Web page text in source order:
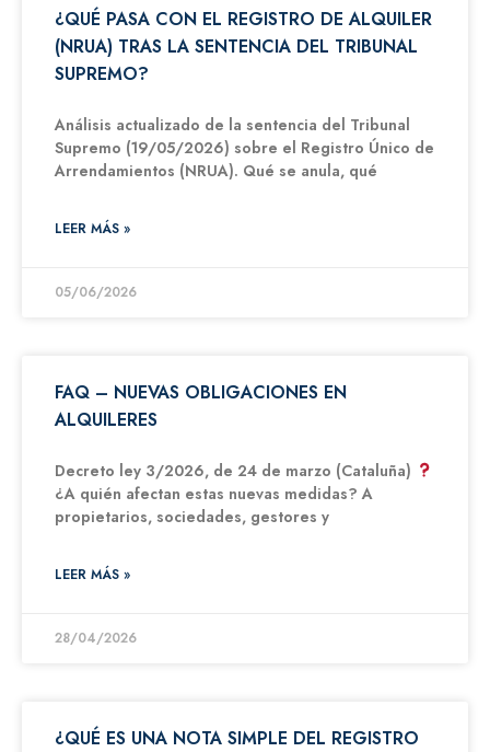
¿QUÉ PASA CON EL REGISTRO DE ALQUILER
(NRUA) TRAS LA SENTENCIA DEL TRIBUNAL
SUPREMO?
Análisis actualizado de la sentencia del Tribunal
Supremo (19/05/2026) sobre el Registro Único de
Arrendamientos (NRUA). Qué se anula, qué
LEER MÁS »
05/06/2026
FAQ – NUEVAS OBLIGACIONES EN
ALQUILERES
Decreto ley 3/2026, de 24 de marzo (Cataluña)
¿A quién afectan estas nuevas medidas? A
propietarios, sociedades, gestores y
LEER MÁS »
28/04/2026
¿QUÉ ES UNA NOTA SIMPLE DEL REGISTRO